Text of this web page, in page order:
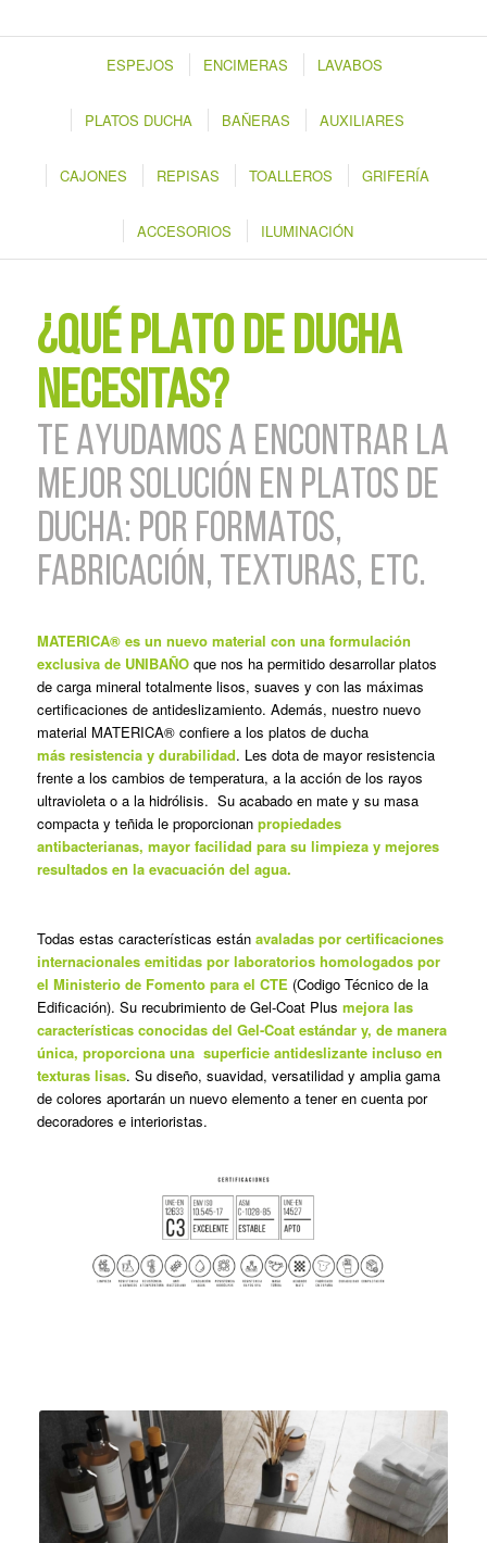
ESPEJOS ENCIMERAS LAVABOS
PLATOS DUCHA BAÑERAS AUXILIARES
CAJONES REPISAS TOALLEROS GRIFERÍA
ACCESORIOS ILUMINACIÓN
¿QUÉ PLATO DE DUCHA
NECESITAS?
TE AYUDAMOS A ENCONTRAR LA
MEJOR SOLUCIÓN EN PLATOS DE
DUCHA: POR FORMATOS,
FABRICACIÓN, TEXTURAS, ETC.
MATERICA® es un nuevo material con una formulación
exclusiva de UNIBAÑOque nos ha permitido desarrollar platos
de carga mineral totalmente lisos, suaves y con las máximas
certificaciones de antideslizamiento. Además, nuestro nuevo
material MATERICA® confiere a los platos de ducha
más resistencia y durabilidad. Les dota de mayor resistencia
frente a los cambios de temperatura, a la acción de los rayos
ultravioleta o a la hidrólisis. Su acabado en mate y su masa
compacta y teñida le proporcionan propiedades
antibacterianas, mayor facilidad para su limpieza y mejores
resultados en la evacuación del agua.
Todas estas características están avaladas por certificaciones
internacionales emitidas por laboratorios homologados por
el Ministerio de Fomento para el CTE (Codigo Técnico de la
Edificación). Su recubrimiento de Gel-Coat Plus mejora las
características conocidas del Gel-Coat estándar y, de manera
única, proporciona una superficie antideslizante incluso en
texturas lisas. Su diseño, suavidad, versatilidad y amplia gama
de colores aportarán un nuevo elemento a tener en cuenta por
decoradores e interioristas.